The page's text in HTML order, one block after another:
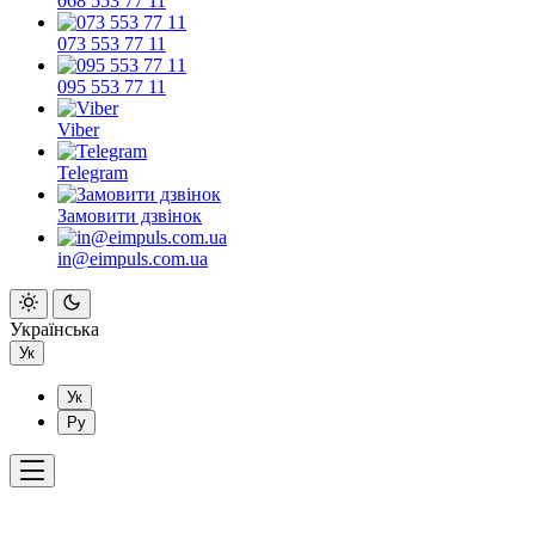
073 553 77 11
095 553 77 11
Viber
Telegram
Замовити дзвінок
in@eimpuls.com.ua
Українська
Ук
Ук
Ру